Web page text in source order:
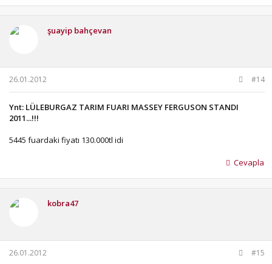
şuayip bahçevan
26.01.2012 #14
Ynt: LÜLEBURGAZ TARIM FUARI MASSEY FERGUSON STANDI
2011...!!!
5445 fuardaki fiyatı 130.000tl idi
Cevapla
kobra47
26.01.2012 #15